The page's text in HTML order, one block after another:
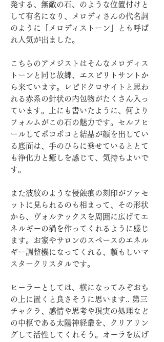
発する、無敵の石、のような位置付けと
して有名になり、メロディさんの代名詞
のように「メロディストーン」とも呼ば
れ人気が出ました。
こちらのアメジストはそんなメロディス
トーンと同じ故郷、エスピリトサントか
ら来ています。レピドクロサイトと思わ
れる赤系の針状の内包物がたくさん入っ
ています。上にも書いたように、何より
フォルムがこの石の魅力です。セルフヒ
ールしてポコポコと結晶が顔を出してい
る底面は、手のひらに乗せているととて
も浄化力と癒しを感じて、気持ちよいで
す。
また波紋のような侵蝕痕の刻印がファセ
ットに見られるのも相まって、その形状
から、ヴォルテックスを周囲に広げてエ
ネルギーの渦を作ってくれるように感じ
ます。お家やサロンのスペースのエネル
ギー調整機になってくれる、頼もしいマ
スタークリスタルです。
ヒーラーとしては、横になってみぞおち
の上に置くと良さそうに思います.. 第三
チャクラ、感情や思考や現実の処理など
の中枢である太陽神経叢を、クリアリン
グして活性してくれそう。オーラを広げ